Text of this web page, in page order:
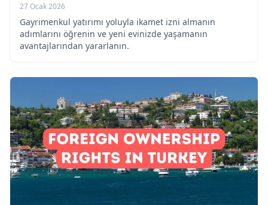
27 Ocak 2026
Gayrimenkul yatırımı yoluyla ikamet izni almanın
adımlarını öğrenin ve yeni evinizde yaşamanın
avantajlarından yararlanın.